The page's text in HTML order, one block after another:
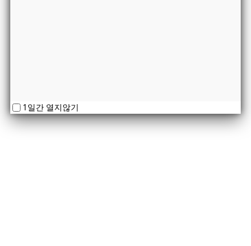
1일간 열지않기